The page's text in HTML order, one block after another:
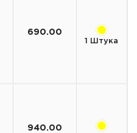
690.00
1 Штука
940.00